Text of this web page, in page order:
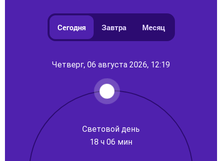
Сегодня Завтра Месяц
Четверг, 06 августа 2026, 12:19
Световой день
18 ч 06 мин